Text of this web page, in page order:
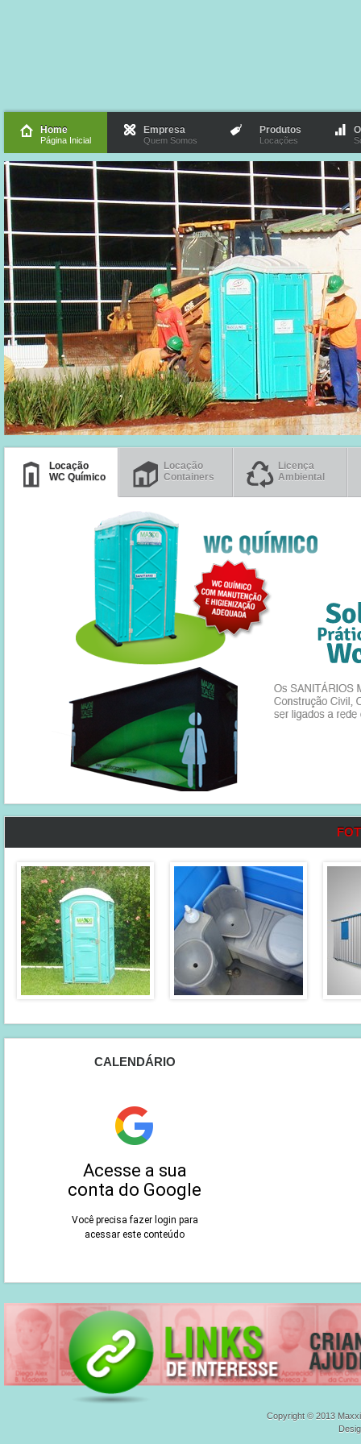
Home
Página Inicial
Empresa
Quem Somos
Produtos
Locações
Locação
WC Químico
Locação
Containers
Licença
Ambiental
CALENDÁRIO
Copyright © 2013